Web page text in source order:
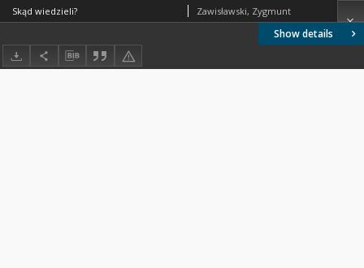
Show details
Skąd wiedzieli? Zawisławski, Zygmunt